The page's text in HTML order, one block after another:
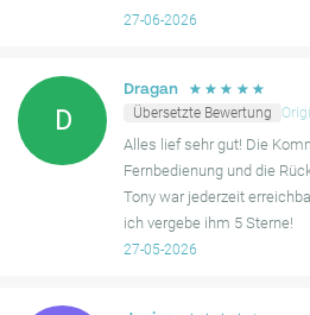
Fahrzeuge stets hervorgehoben, was
Parkmöglichkeit macht, wenn die
reibungslos funktionieren.
27-06-2026
D
Dragan ☆ ☆ ☆ ☆ ☆
Übersetzte Bewertung
Alles lief sehr gut! Die
Fernbedienung und die
Tony war jederzeit
ich vergebe ihm 5 Sterne!
27-05-2026